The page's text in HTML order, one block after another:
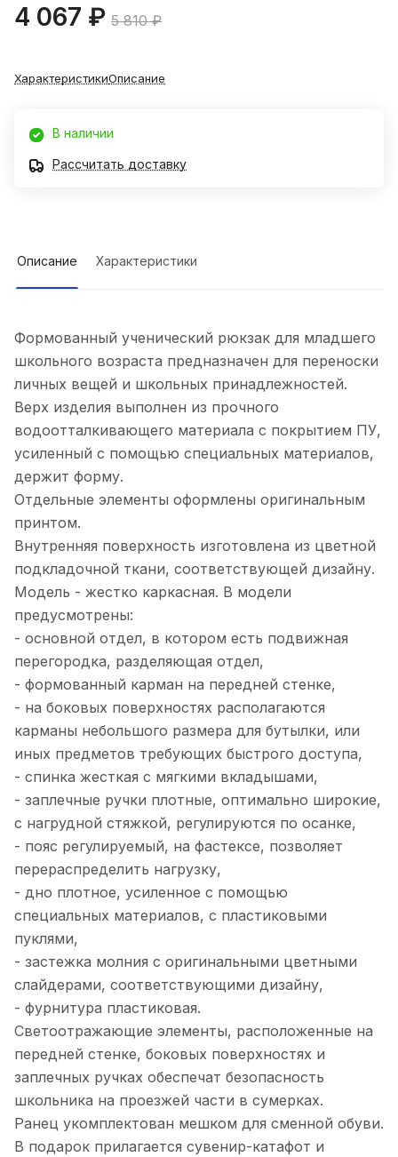
4 067 ₽ 5 810 ₽
ХарактеристикиОписание
В наличии
Рассчитать доставку
Описание Характеристики
Формованный ученический рюкзак для младшего
школьного возраста предназначен для переноски
личных вещей и школьных принадлежностей.
Верх изделия выполнен из прочного
водоотталкивающего материала с покрытием ПУ,
усиленный с помощью специальных материалов,
держит форму.
Отдельные элементы оформлены оригинальным
принтом.
Внутренняя поверхность изготовлена из цветной
подкладочной ткани, соответствующей дизайну.
Модель - жестко каркасная. В модели
предусмотрены:
- основной отдел, в котором есть подвижная
перегородка, разделяющая отдел,
- формованный карман на передней стенке,
- на боковых поверхностях располагаются
карманы небольшого размера для бутылки, или
иных предметов требующих быстрого доступа,
- спинка жесткая с мягкими вкладышами,
- заплечные ручки плотные, оптимально широкие,
с нагрудной стяжкой, регулируются по осанке,
- пояс регулируемый, на фастексе, позволяет
перераспределить нагрузку,
- дно плотное, усиленное с помощью
специальных материалов, с пластиковыми
пуклями,
- застежка молния с оригинальными цветными
слайдерами, соответствующими дизайну,
- фурнитура пластиковая.
Светоотражающие элементы, расположенные на
передней стенке, боковых поверхностях и
заплечных ручках обеспечат безопасность
школьника на проезжей части в сумерках.
Ранец укомплектован мешком для сменной обуви.
В подарок прилагается сувенир-катафот и